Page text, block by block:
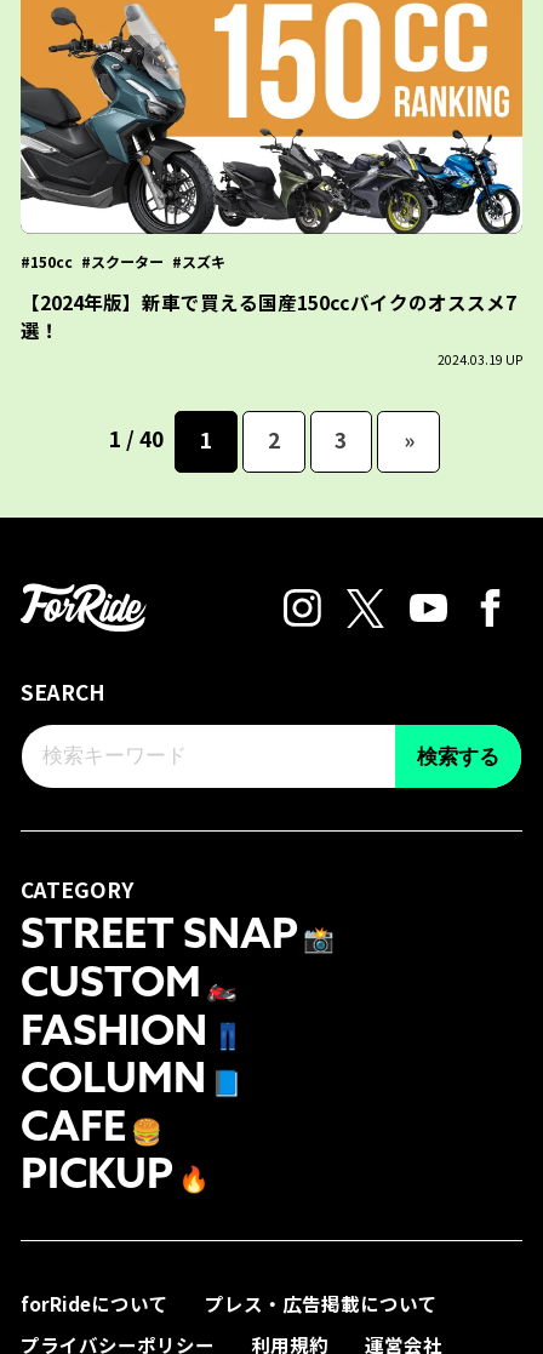
150cc スクーター スズキ
【2024年版】新車で買える国産150ccバイクのオススメ7
選！
2024.03.19 UP
1 / 40 1 2 3 »
SEARCH
検索する
CATEGORY
STREET SNAP 📸
CUSTOM 🏍
FASHION 👖
COLUMN
CAFE 🍔
PICKUP 🔥
forRideについて
プレス・広告掲載について
プライバシーポリシー
利用規約 運営会社